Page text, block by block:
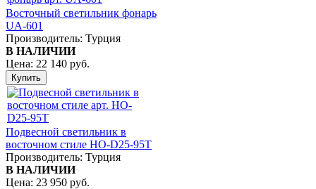
Восточный светильник фонарь
UA-601
Производитель: Турция
В НАЛИЧИИ
Цена: 22 140 руб.
Подвесной светильник в
восточном стиле НО-D25-95T
Производитель: Турция
В НАЛИЧИИ
Цена: 23 950 руб.